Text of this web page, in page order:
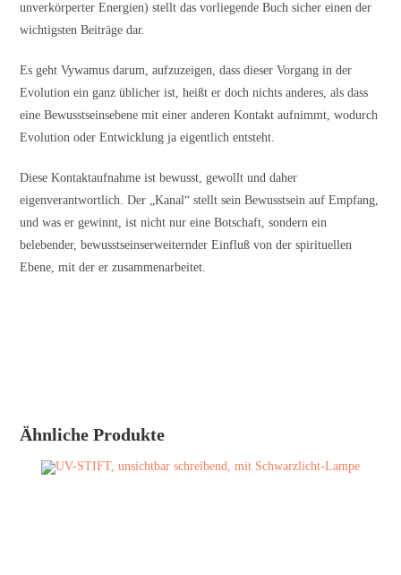
unverkörperter Energien) stellt das vorliegende Buch sicher einen der
wichtigsten Beiträge dar.
Es geht Vywamus darum, aufzuzeigen, dass dieser Vorgang in der
Evolution ein ganz üblicher ist, heißt er doch nichts anderes, als dass
eine Bewusstseinsebene mit einer anderen Kontakt aufnimmt, wodurch
Evolution oder Entwicklung ja eigentlich entsteht.
Diese Kontaktaufnahme ist bewusst, gewollt und daher
eigenverantwortlich. Der „Kanal“ stellt sein Bewusstsein auf Empfang,
und was er gewinnt, ist nicht nur eine Botschaft, sondern ein
belebender, bewusstseinserweiternder Einfluß von der spirituellen
Ebene, mit der er zusammenarbeitet.
Ähnliche Produkte